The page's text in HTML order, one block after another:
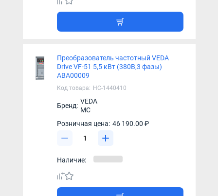
Преобразователь частотный VEDA
Drive VF-51 5,5 кВт (380В,3 фазы)
ABA00009
Код товара: НС-1440410
Бренд:
VEDA
MC
Розничная цена: 46 190.00 ₽
Наличие: